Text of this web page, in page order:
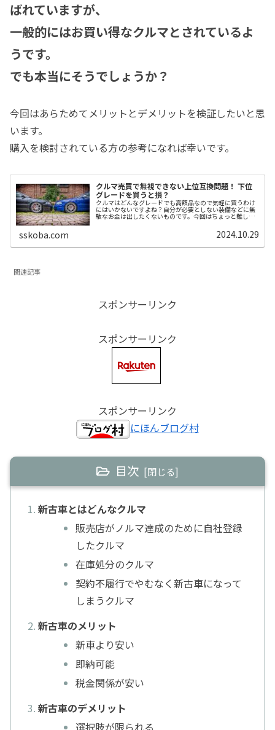
ばれていますが、
一般的にはお買い得なクルマとされているよ
うです。
でも本当にそうでしょうか？
今回はあらためてメリットとデメリットを検証したいと思
います。
購入を検討されている方の参考になれば幸いです。
クルマ売買で無視できない上位互換問題！ 下位
グレードを買うと損？
クルマはどんなグレードでも高額品なので気軽に買うわけ
にはいかないですよね？自分が必要としない装備などに無
駄なお金は出したくないものです。今回はちょっと難しい
sskoba.com 2024.10.29
関連記事
スポンサーリンク
スポンサーリンク
スポンサーリンク
にほんブログ村
目次
新古車とはどんなクルマ
販売店がノルマ達成のために自社登録
したクルマ
在庫処分のクルマ
契約不履行でやむなく新古車になって
しまうクルマ
新古車のメリット
新車より安い
即納可能
税金関係が安い
新古車のデメリット